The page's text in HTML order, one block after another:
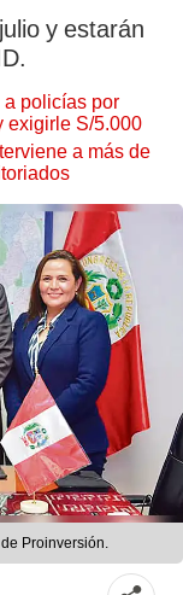
y estarán
policías por
exigirle S/5.000
a más de
Proinversión.